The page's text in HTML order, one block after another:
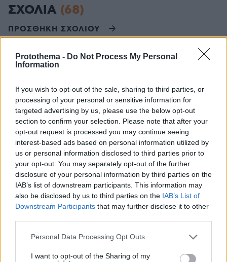
Protothema - Do Not Process My Personal
Information
If you wish to opt-out of the sale, sharing to third parties, or
processing of your personal or sensitive information for
targeted advertising by us, please use the below opt-out
section to confirm your selection. Please note that after your
opt-out request is processed you may continue seeing
interest-based ads based on personal information utilized by
us or personal information disclosed to third parties prior to
your opt-out. You may separately opt-out of the further
disclosure of your personal information by third parties on the
IAB’s list of downstream participants. This information may
also be disclosed by us to third parties on the IAB’s List of
Downstream Participants that may further disclose it to other
Please note that this website/app uses one or more Google
not limited to your visit or usage behaviour. You may click to
Personal Data Processing Opt Outs
I want to opt-out of the Sharing of my
ΣΧΟΛΙΑ (68)
ΠΡΟΣΘΗΚΗ ΣΧΟΛΙΟΥ
βιολόγο;
Η δύναμη του μαζικού κινήματος είναι πάνω από
οποιονδήποτε ολιγάρχη. Αν καταλάβει ένας λαός τη
δύναμή του θα απαλλαγή την επόμενη στιγμή από
την ολιγαρχία που πλουτίζει εις βάρος του.
ΑΠΑΝΤΗΣΗ
Εξυπνοπούλια
24.09.2021, 12:24
Δεν έχετε καταλάβει ότι ένας εργαζόμενος στηρίζει
και πληρώνεται από έναν άλλο εργαζόμενο. Πας στο
Κάθε τι άλλο είναι νταβατζιλικι του μεσάζοντα